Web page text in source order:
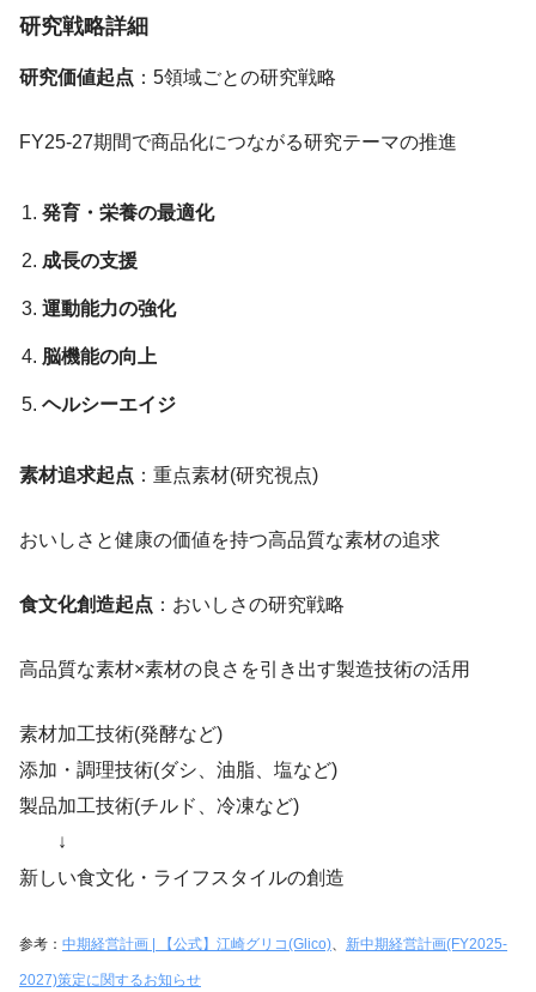
研究戦略詳細
研究価値起点 ：5領域ごとの研究戦略
FY25-27期間で商品化につながる研究テーマの推進
発育・栄養の最適化
成長の支援
運動能力の強化
脳機能の向上
ヘルシーエイジ
素材追求起点 ：重点素材(研究視点)
おいしさと健康の価値を持つ高品質な素材の追求
食文化創造起点 ：おいしさの研究戦略
高品質な素材×素材の良さを引き出す製造技術の活用
素材加工技術(発酵など)
添加・調理技術(ダシ、油脂、塩など)
製品加工技術(チルド、冷凍など)
↓
新しい食文化・ライフスタイルの創造
参考： 中期経営計画 | 【公式】江崎グリコ(Glico)、 新中期経営計画(FY2025-
2027)策定に関するお知らせ